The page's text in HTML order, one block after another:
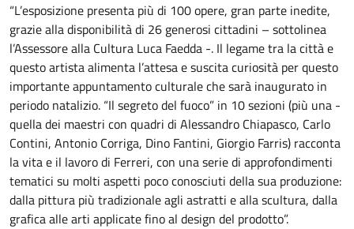
“L’esposizione presenta più di 100 opere, gran parte inedite,
grazie alla disponibilità di 26 generosi cittadini – sottolinea
l’Assessore alla Cultura Luca Faedda -. Il legame tra la città e
questo artista alimenta l’attesa e suscita curiosità per questo
importante appuntamento culturale che sarà inaugurato in
periodo natalizio. “Il segreto del fuoco” in 10 sezioni (più una -
quella dei maestri con quadri di Alessandro Chiapasco, Carlo
Contini, Antonio Corriga, Dino Fantini, Giorgio Farris) racconta
la vita e il lavoro di Ferreri, con una serie di approfondimenti
tematici su molti aspetti poco conosciuti della sua produzione:
dalla pittura più tradizionale agli astratti e alla scultura, dalla
grafica alle arti applicate fino al design del prodotto”.